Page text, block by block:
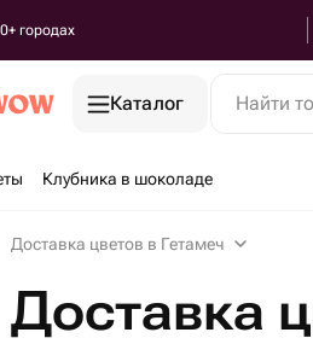
городах
Каталог Найти
Клубника в шоколаде
Доставка цветов в Гетамеч
Доставка